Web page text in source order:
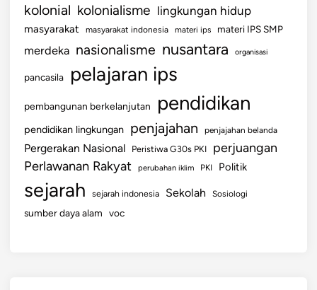
kolonial kolonialisme lingkungan hidup
masyarakat masyarakat indonesia materi ips materi IPS SMP
merdeka nasionalisme nusantara organisasi
pancasila pelajaran ips
pembangunan berkelanjutan pendidikan
pendidikan lingkungan penjajahan penjajahan belanda
Pergerakan Nasional Peristiwa G30s PKI perjuangan
Perlawanan Rakyat perubahan iklim PKI Politik
sejarah sejarah indonesia Sekolah Sosiologi
sumber daya alam voc